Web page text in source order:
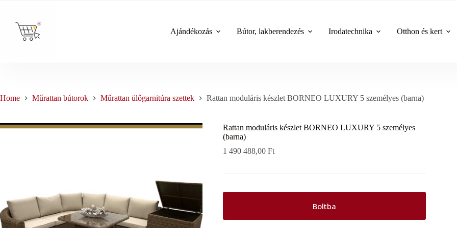
content
Ajándékozás
Bútor, lakberendezés Irodatechnika Otthon és kert
Home Műrattan bútorok Műrattan ülőgarnitúra szettek Rattan moduláris készlet BORNEO LUXURY 5 személyes (barna)
Rattan moduláris készlet BORNEO LUXURY 5 személyes
(barna)
1 490 488,00Ft
Boltba